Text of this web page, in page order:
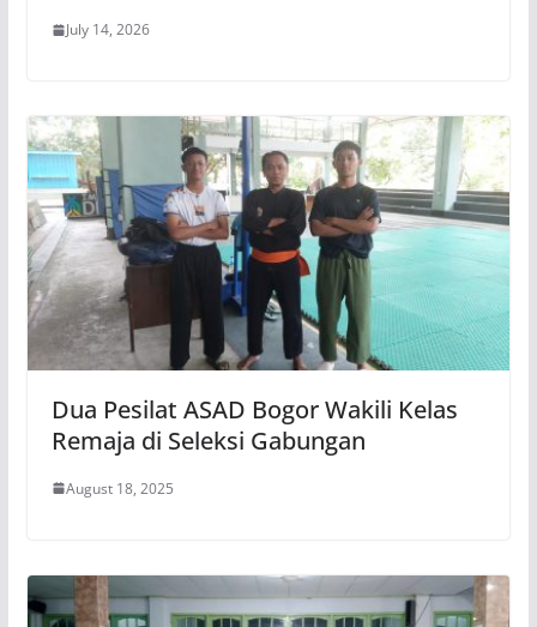
July 14, 2026
Dua Pesilat ASAD Bogor Wakili Kelas
Remaja di Seleksi Gabungan
August 18, 2025